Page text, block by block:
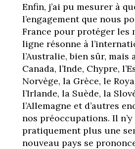
Enfin, j’ai pu mesurer à
l’engagement que nous
France pour protéger les
ligne résonne à
l’Australie, bien sûr, mais
Canada, l’Inde, Chypre,
Norvège, la Grèce, le
l’Irlande, la Suède, la
l’Allemagne et d’autres
nos préoccupations. Il n’y
pratiquement plus une
nouveau pays se